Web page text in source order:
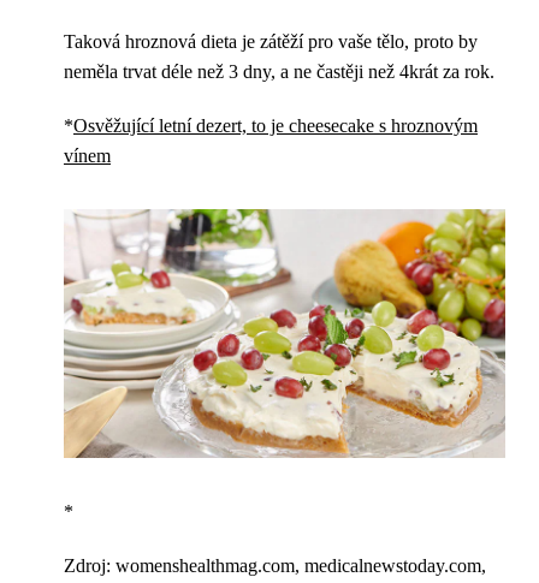
Taková hroznová dieta je zátěží pro vaše tělo, proto by
neměla trvat déle než 3 dny, a ne častěji než 4krát za rok.
*Osvěžující letní dezert, to je cheesecake s hroznovým
vínem
*
Zdroj: womenshealthmag.com, medicalnewstoday.com,